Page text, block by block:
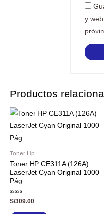
y
Productos
Toner Hp
Toner HP CE311A (126A)
LaserJet Cyan Original 1000
Pág
Valorado
con
S/309.00